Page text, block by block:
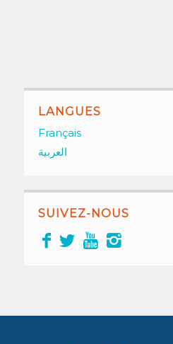
LANGUES
Français
العربية
SUIVEZ-NOUS